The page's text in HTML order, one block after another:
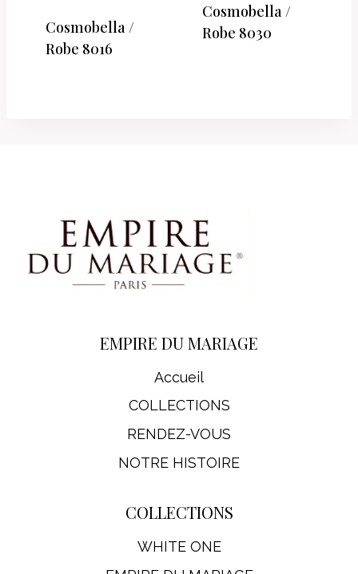
Cosmobella /
Robe 8016
Cosmobella /
Robe 8030
EMPIRE DU MARIAGE
Accueil
COLLECTIONS
RENDEZ-VOUS
NOTRE HISTOIRE
COLLECTIONS
WHITE ONE